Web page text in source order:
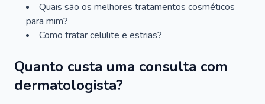
Quais são os melhores tratamentos cosméticos
para mim?
Como tratar celulite e estrias?
Quanto custa uma consulta com
dermatologista?